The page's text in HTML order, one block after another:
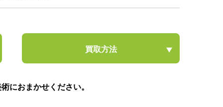
買取方法
におまかせください。